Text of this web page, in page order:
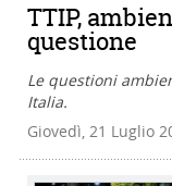
TTIP,
questione
Le questioni
Italia.
Giovedì, 21 Luglio